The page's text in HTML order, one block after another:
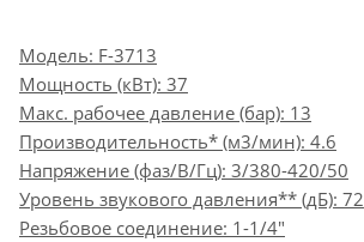
Модель: F-3713
Мощность (кВт): 37
Макс. рабочее давление (бар): 13
Производительность* (м3/мин): 4.6
Напряжение (фаз/В/Гц): 3/380-420/50
Уровень звукового давления** (дБ): 72
Резьбовое соединение: 1-1/4"